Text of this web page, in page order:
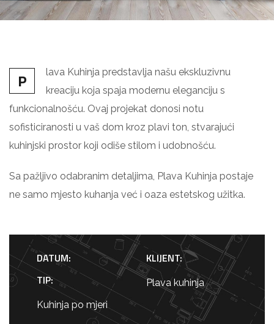
P
lava Kuhinja predstavlja našu ekskluzivnu
kreaciju koja spaja modernu eleganciju s
funkcionalnošću. Ovaj projekat donosi notu
sofisticiranosti u vaš dom kroz plavi ton, stvarajući
kuhinjski prostor koji odiše stilom i udobnošću.
Sa pažljivo odabranim detaljima, Plava Kuhinja postaje
ne samo mjesto kuhanja već i oaza estetskog užitka.
DATUM:
TIP:
Kuhinja po mjeri
KLIJENT:
Plava kuhinja